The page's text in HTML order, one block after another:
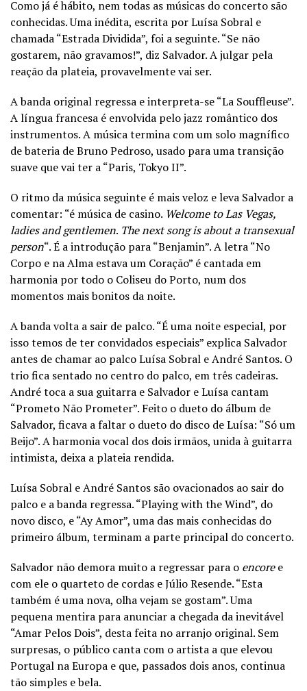
Como já é hábito, nem todas as músicas do concerto são
conhecidas. Uma inédita, escrita por Luísa Sobral e
chamada “Estrada Dividida”, foi a seguinte. “Se não
gostarem, não gravamos!”, diz Salvador. A julgar pela
reação da plateia, provavelmente vai ser.
A banda original regressa e interpreta-se “La Souffleuse”.
A língua francesa é envolvida pelo jazz romântico dos
instrumentos. A música termina com um solo magnífico
de bateria de Bruno Pedroso, usado para uma transição
suave que vai ter a “Paris, Tokyo II”.
O ritmo da música seguinte é mais veloz e leva Salvador a
comentar: “é música de casino. Welcome to Las Vegas,
ladies and gentlemen. The next song is about a transexual
person“. É a introdução para “Benjamin”. A letra “No
Corpo e na Alma estava um Coração” é cantada em
harmonia por todo o Coliseu do Porto, num dos
momentos mais bonitos da noite.
A banda volta a sair de palco. “É uma noite especial, por
isso temos de ter convidados especiais” explica Salvador
antes de chamar ao palco Luísa Sobral e André Santos. O
trio fica sentado no centro do palco, em três cadeiras.
André toca a sua guitarra e Salvador e Luísa cantam
“Prometo Não Prometer”. Feito o dueto do álbum de
Salvador, ficava a faltar o dueto do disco de Luísa: “Só um
Beijo”. A harmonia vocal dos dois irmãos, unida à guitarra
intimista, deixa a plateia rendida.
Luísa Sobral e André Santos são ovacionados ao sair do
palco e a banda regressa. “Playing with the Wind”, do
novo disco, e “Ay Amor”, uma das mais conhecidas do
primeiro álbum, terminam a parte principal do concerto.
Salvador não demora muito a regressar para o encoree
com ele o quarteto de cordas e Júlio Resende. “Esta
também é uma nova, olha vejam se gostam”. Uma
pequena mentira para anunciar a chegada da inevitável
“Amar Pelos Dois”, desta feita no arranjo original. Sem
surpresas, o público canta com o artista a que elevou
Portugal na Europa e que, passados dois anos, continua
tão simples e bela.